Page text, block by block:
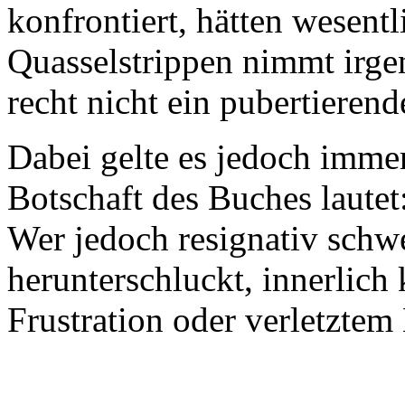
konfrontiert, hätten
Quasselstrippen nimmt
recht nicht ein
Dabei gelte es jedoch
Botschaft des Buches
Wer jedoch resignativ
herunterschluckt, innerlich
Frustration oder